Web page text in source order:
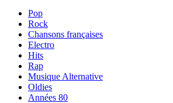
Pop
Rock
Chansons françaises
Electro
Hits
Rap
Musique Alternative
Oldies
Années 80